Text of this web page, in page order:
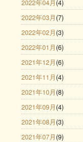
2022年04月 (4)
2022年03月 (7)
2022年02月 (3)
2022年01月 (6)
2021年12月 (6)
2021年11月 (4)
2021年10月 (8)
2021年09月 (4)
2021年08月 (3)
2021年07月 (9)